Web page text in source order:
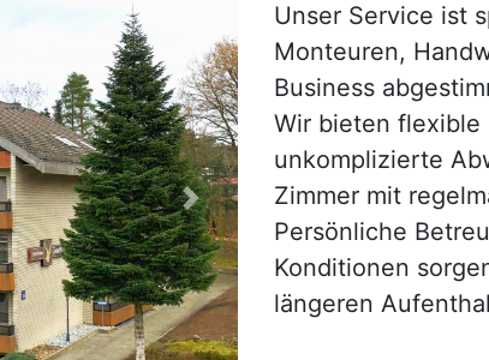
Next
Unser Service ist
Monteuren,
Business
Wir bieten flexible
unkomplizierte
Zimmer mit
Persönliche
Konditionen
längeren